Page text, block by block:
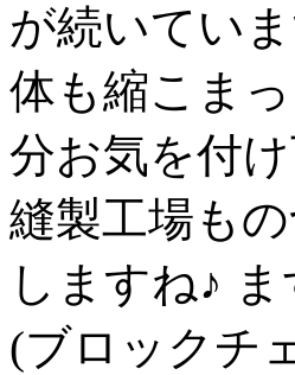
が続いてい
体も縮こま
分お気を付
縫製工場も
しますね♪
(ブロックチ